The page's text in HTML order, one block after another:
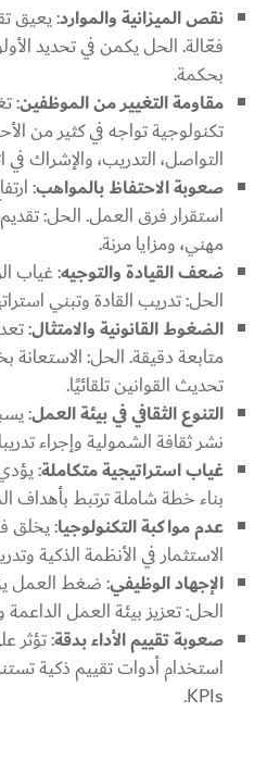
نقص الميزانية والموارد: يعيق
فعّالة. الحل يكمن في تحديد
بحكمة.
مقاومة التغيير من الموظفين:
تكنولوجية تواجه في كثير من
التواصل، التدريب، والإشراك في
صعوبة الاحتفاظ بالمواهب:
استقرار فرق العمل. الحل:
مهني، ومزايا مرنة.
ضعف القيادة والتوجيه: غياب
الحل: تدريب القادة وتبني
الضغوط القانونية والامتثال:
متابعة دقيقة. الحل: الاستعانة
تحديث القوانين تلقائيًا.
التنوع الثقافي في بيئة العمل:
نشر ثقافة الشمولية وإجراء
غياب استراتيجية متكاملة:
بناء خطة شاملة ترتبط بأهداف
عدم مواكبة التكنولوجيا: يخلق
الاستثمار في الأنظمة الذكية
الإجهاد الوظيفي: ضغط العمل
الحل: تعزيز بيئة العمل
صعوبة تقييم الأداء بدقة: تؤثر
استخدام أدوات تقييم ذكية
KPIs.